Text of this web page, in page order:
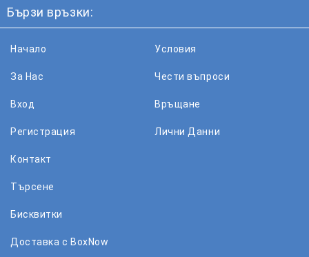
Бързи връзки:
Начало
За Нас
Вход
Регистрация
Условия
Чести въпроси
Връщане
Лични Данни
Контакт
Търсене
Бисквитки
Доставка с BoxNow